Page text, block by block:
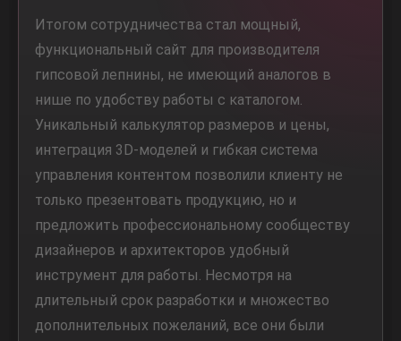
Итогом сотрудничества стал мощный,
функциональный сайт для производителя
гипсовой лепнины, не имеющий аналогов в
нише по удобству работы с каталогом.
Уникальный калькулятор размеров и цены,
интеграция 3D-моделей и гибкая система
управления контентом позволили клиенту не
только презентовать продукцию, но и
предложить профессиональному сообществу
дизайнеров и архитекторов удобный
инструмент для работы. Несмотря на
длительный срок разработки и множество
дополнительных пожеланий, все они были